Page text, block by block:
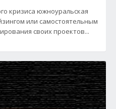
кризиса южноуральская
или самостоятельным
своих проектов...